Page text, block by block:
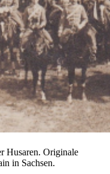
Husaren. Originale
in Sachsen.